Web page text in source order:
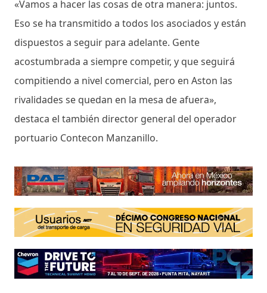
«Vamos a hacer las cosas de otra manera: juntos.
Eso se ha transmitido a todos los asociados y están
dispuestos a seguir para adelante. Gente
acostumbrada a siempre competir, y que seguirá
compitiendo a nivel comercial, pero en Aston las
rivalidades se quedan en la mesa de afuera»,
destaca el también director general del operador
portuario Contecon Manzanillo.